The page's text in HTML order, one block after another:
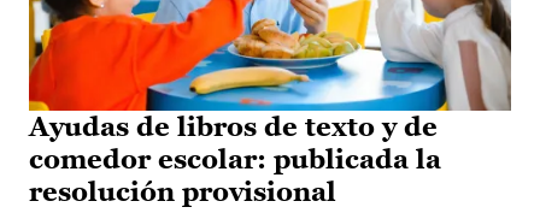
Ayudas de libros de texto y de
comedor escolar: publicada la
resolución provisional